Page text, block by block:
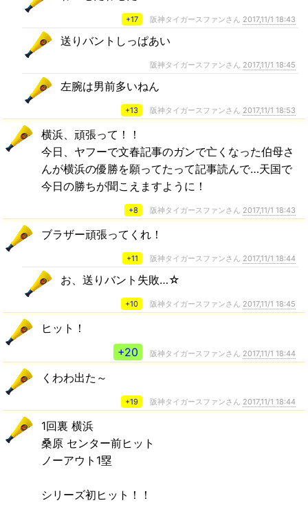
+17 阪神タイガースファンさん 2017,11/1 18:43
送りバントしっぱあい
阪神タイガースファンさん 2017,11/1 18:45
左腕は男前多いねん
+13 阪神タイガースファンさん 2017,11/1 18:53
横浜、頑張って！！
今日、ヤフーで文春記事のガンで亡くなった伯母さ
んが横浜の優勝を願ってたって記事読んで…天国で
今日の勝ちが聞こえますように！
+8 阪神タイガースファンさん 2017,11/1 18:43
ブラザー頑張ってくれ！
+11 阪神タイガースファンさん 2017,11/1 18:44
お、送りバント失敗…☆
+10 阪神タイガースファンさん 2017,11/1 18:45
ヒット！
+20
阪神タイガースファンさん 2017,11/1 18:44
くわわ出た～
+19 阪神タイガースファンさん 2017,11/1 18:44
1回裏 横浜
桑原 センター前ヒット
ノーアウト1塁
シリーズ初ヒット！！